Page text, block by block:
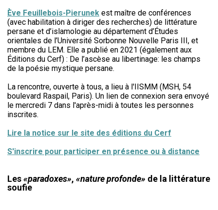
Ève Feuillebois-Pierunek est maître de conférences
(avec habilitation à diriger des recherches) de littérature
persane et d’islamologie au département d’Études
orientales de l’Université Sorbonne Nouvelle Paris III, et
membre du LEM. Elle a publié en 2021 (également aux
Éditions du Cerf) : De l’ascèse au libertinage: les champs
de la poésie mystique persane.
La rencontre, ouverte à tous, a lieu à l'IISMM (MSH, 54
boulevard Raspail, Paris). Un lien de connexion sera envoyé
le mercredi 7 dans l'après-midi à toutes les personnes
inscrites.
Lire la notice sur le site des éditions du Cerf
S'inscrire pour participer en présence ou à distance
Les«paradoxes», «nature profonde» de la littérature
soufie